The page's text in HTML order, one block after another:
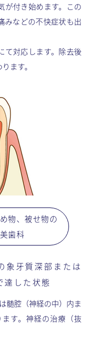
が付き始めます。この
みなどの不快症状も出
て対応します。除去後
ます。
物、被せ物の
歯科
象牙質深部または
達した状態
髄腔（神経の中）内ま
す。神経の治療（抜